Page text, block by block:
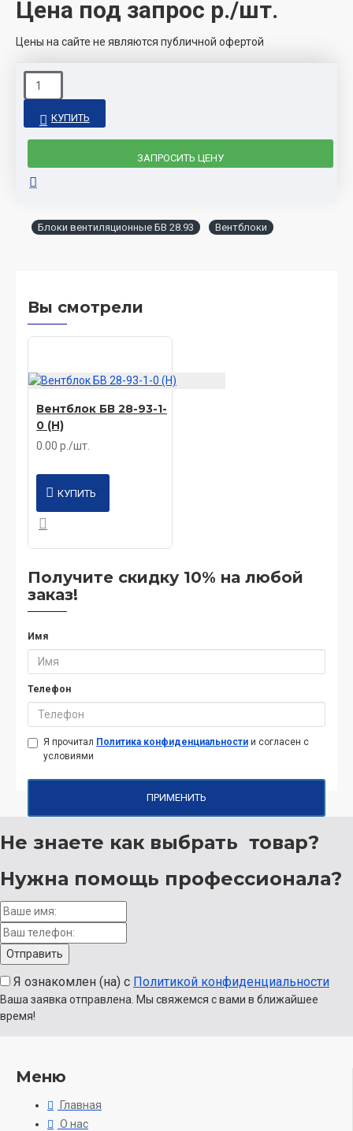
Цена под запрос р./шт.
Цены на сайте не являются публичной офертой
КУПИТЬ
ЗАПРОСИТЬ ЦЕНУ
Блоки вентиляционные БВ 28.93 Вентблоки
Вы смотрели
Вентблок БВ 28-93-1-
0 (Н)
0.00 р./шт.
КУПИТЬ
Получите скидку 10% на любой
заказ!
Имя
Телефон
Я прочитал Политика конфиденциальности и согласен с
условиями
ПРИМЕНИТЬ
Не знаете как выбрать товар?
Нужна помощь профессионала?
Я ознакомлен (на) с Политикой конфиденциальности
Ваша заявка отправлена. Мы свяжемся с вами в ближайшее
время!
Меню
Главная
О нас